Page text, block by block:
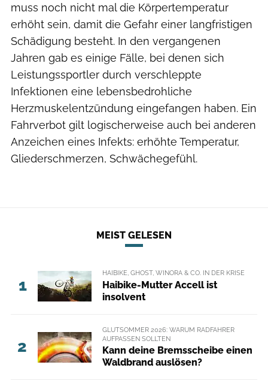
muss noch nicht mal die Körpertemperatur
erhöht sein, damit die Gefahr einer langfristigen
Schädigung besteht. In den vergangenen
Jahren gab es einige Fälle, bei denen sich
Leistungssportler durch verschleppte
Infektionen eine lebensbedrohliche
Herzmuskelentzündung eingefangen haben. Ein
Fahrverbot gilt logischerweise auch bei anderen
Anzeichen eines Infekts: erhöhte Temperatur,
Gliederschmerzen, Schwächegefühl.
MEIST GELESEN
1
HAIBIKE, GHOST, WINORA & CO. IN DER KRISE
Haibike-Mutter Accell ist
insolvent
2
GLUTSOMMER 2026: WARUM RADFAHRER
AUFPASSEN SOLLTEN
Kann deine Bremsscheibe einen
Waldbrand auslösen?